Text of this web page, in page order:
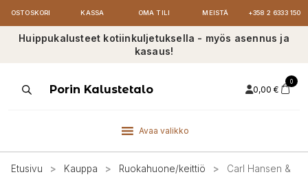
OSTOSKORI KASSA OMA TILI MEISTÄ +358 2 6333 150
Huippukalusteet kotiinkuljetuksella - myös asennus ja
kasaus!
ProductsPorin Kalustetalo 0,00 €
0
Avaa valikko
Etusivu > Kauppa > Ruokahuone/keittiö >
Carl Hansen &